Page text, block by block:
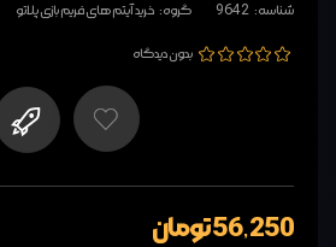
شناسه: 9642 گروه: خرید آیتم های فریم بازی پلاتو
بدون دیدگاه
56,250 تومان